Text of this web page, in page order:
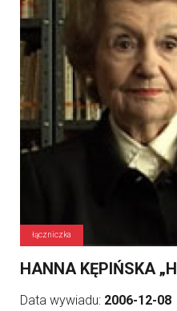
łączniczka
HANNA KĘPIŃSKA
Data wywiadu: 2006-12-08